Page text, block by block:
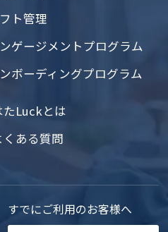
ト管理
ゲージメントプログラム
ボーディングプログラム
たLuckとは
くある質問
すでにご利用のお客様へ